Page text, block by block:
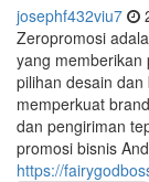
josephf432viu7
Zeropromosi
yang memberikan
pilihan desain
memperkuat
dan pengiriman
promosi bisnis
https://